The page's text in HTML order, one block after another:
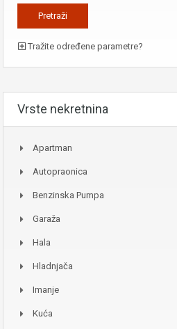
Tražite određene parametre?
Vrste nekretnina
Apartman
Autopraonica
Benzinska Pumpa
Garaža
Hala
Hladnjača
Imanje
Kuća